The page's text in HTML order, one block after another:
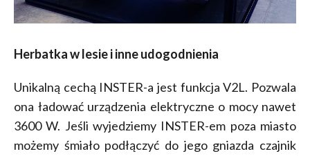
Herbatka w lesie i inne udogodnienia
Unikalną cechą INSTER-a jest funkcja V2L. Pozwala
ona ładować urządzenia elektryczne o mocy nawet
3600 W. Jeśli wyjedziemy INSTER-em poza miasto
możemy śmiało podłączyć do jego gniazda czajnik